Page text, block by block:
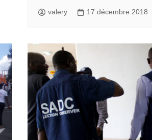
valery 17 décembre 2018